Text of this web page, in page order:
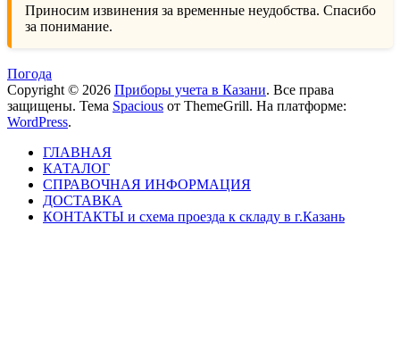
Приносим извинения за временные неудобства. Спасибо
за понимание.
Погода
Copyright © 2026 Приборы учета в Казани. Все права
защищены. Тема Spacious от ThemeGrill. На платформе:
WordPress.
ГЛАВНАЯ
КАТАЛОГ
СПРАВОЧНАЯ ИНФОРМАЦИЯ
ДОСТАВКА
КОНТАКТЫ и схема проезда к складу в г.Казань